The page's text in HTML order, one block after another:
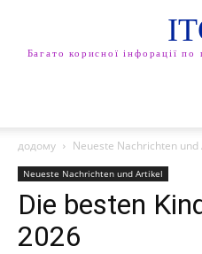
Багато корисної інфорації
додому Neueste Nachrichten und
Neueste Nachrichten und Artikel
Die besten
2026